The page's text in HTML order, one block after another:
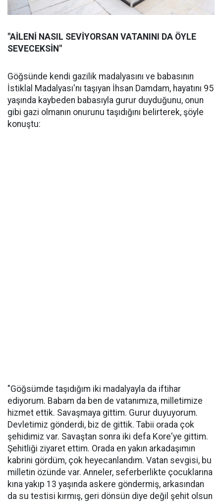
"AİLENİ NASIL SEVİYORSAN VATANINI DA ÖYLE
SEVECEKSİN"
Göğsünde kendi gazilik madalyasını ve babasının
İstiklal Madalyası'nı taşıyan İhsan Damdam, hayatını 95
yaşında kaybeden babasıyla gurur duyduğunu, onun
gibi gazi olmanın onurunu taşıdığını belirterek, şöyle
konuştu:
"Göğsümde taşıdığım iki madalyayla da iftihar
ediyorum. Babam da ben de vatanımıza, milletimize
hizmet ettik. Savaşmaya gittim. Gurur duyuyorum.
Devletimiz gönderdi, biz de gittik. Tabii orada çok
şehidimiz var. Savaştan sonra iki defa Kore'ye gittim.
Şehitliği ziyaret ettim. Orada en yakın arkadaşımın
kabrini gördüm, çok heyecanlandım. Vatan sevgisi, bu
milletin özünde var. Anneler, seferberlikte çocuklarına
kına yakıp 13 yaşında askere göndermiş, arkasından
da su testisi kırmış, geri dönsün diye değil şehit olsun